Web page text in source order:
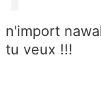
n'import
tu veux !!!